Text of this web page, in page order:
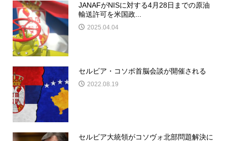
JANAFがNISに対する4月28日までの原油
輸送許可を米国政...
2025.04.04
セルビア・コソボ首脳会談が開催される
2022.08.19
セルビア大統領がコソヴォ北部問題解決に